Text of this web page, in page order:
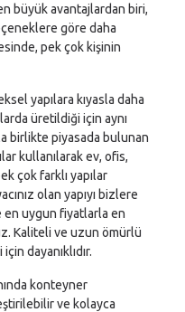
büyük avantajlardan biri,
göre daha
pek çok kişinin
yapılara kıyasla daha
üretildiği için aynı
birlikte piyasada bulunan
kullanılarak ev, ofis,
çok farklı yapılar
olan yapıyı bizlere
uygun fiyatlarla en
Kaliteli ve uzun ömürlü
dayanıklıdır.
konteyner
ve kolayca